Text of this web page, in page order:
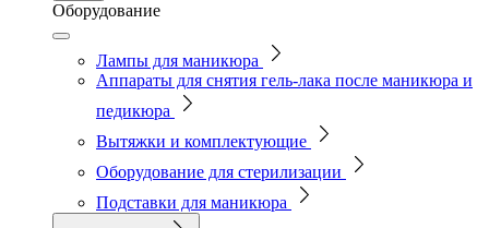
Оборудование
Лампы для маникюра
Аппараты для снятия гель-лака после маникюра и
педикюра
Вытяжки и комплектующие
Оборудование для стерилизации
Подставки для маникюра